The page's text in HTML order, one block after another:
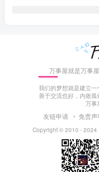
万事屋就是万事
我们的梦想就是建立一
善于交流也好，内敛
万事
友链申请 免责声
Copyright © 2010 - 2024 ·